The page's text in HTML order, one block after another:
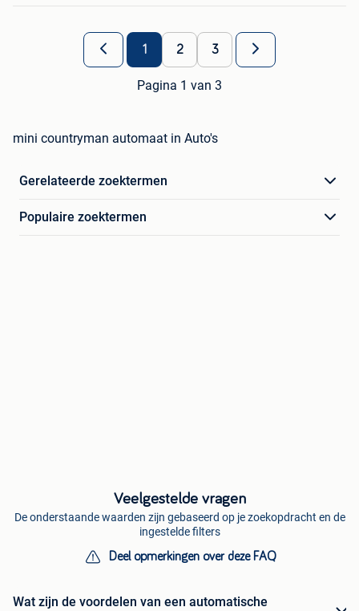
1 2 3
Pagina 1 van 3
mini countryman automaat in Auto's
Gerelateerde zoektermen
Populaire zoektermen
Veelgestelde vragen
De onderstaande waarden zijn gebaseerd op je zoekopdracht en de
ingestelde filters
Deel opmerkingen over deze FAQ
Wat zijn de voordelen van een automatische